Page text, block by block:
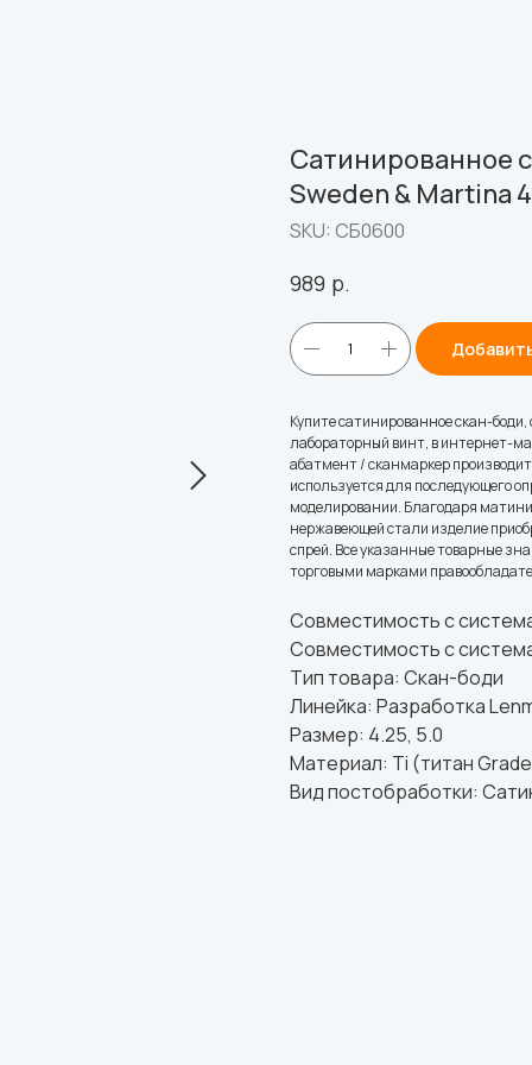
Сатинированное
Sweden & Martina
SKU: СБ0600
989 р.
Купите сатинированное скан-
лабораторный винт, в интернет-
абатмент / сканмаркер
используется для последующего
моделировании. Благодаря
нержавеющей стали изделие
спрей. Все указанные товарные
торговыми марками
Совместимость с
Совместимость с
Тип товара: Скан-боди
Линейка: Разработка
Размер: 4.25, 5.0
Материал: Ti (титан
Вид постобработки: